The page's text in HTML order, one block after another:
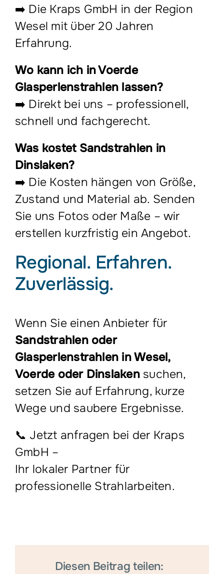
➡️ Die Kraps GmbH in der Region
Wesel mit über 20 Jahren
Erfahrung.
Wo kann ich in Voerde
Glasperlenstrahlen lassen?
➡️ Direkt bei uns – professionell,
schnell und fachgerecht.
Was kostet Sandstrahlen in
Dinslaken?
➡️ Die Kosten hängen von Größe,
Zustand und Material ab. Senden
Sie uns Fotos oder Maße – wir
erstellen kurzfristig ein Angebot.
Regional. Erfahren.
Zuverlässig.
Wenn Sie einen Anbieter für
Sandstrahlen oder
Glasperlenstrahlen in Wesel,
Voerde oder Dinslakensuchen,
setzen Sie auf Erfahrung, kurze
Wege und saubere Ergebnisse.
📞 Jetzt anfragen bei der Kraps
GmbH –
Ihr lokaler Partner für
professionelle Strahlarbeiten.
Diesen Beitrag teilen: